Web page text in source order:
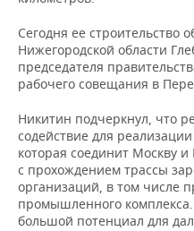
ONLINE-КОНФЕРЕНЦИИ
ОТКРЫТАЯ ЛЕКЦИЯ
ХОККЕЙ
БАСКЕТБОЛ
ВОЛЕЙБОЛ
КИБЕРСПОРТ
ФИГУРНОЕ КАТАНИЕ
ВЛАСТЬ
ИНФРАСТРУКТУРА
ИСТОРИЯ
КУЛЬТУРА
МЕДИЦИНА
СЮЖЕТЫ
СПРАВОЧНИК
СПИСОК ПЕРСОН
СПИСОК КОМПАНИЙ
ПОЛНАЯ ВЕРСИЯ
Сегодня ее строительство
Нижегородской области
председателя
рабочего совещания в
Никитин подчеркнул, что
содействие для
которая соединит Москву
с прохождением трассы
организаций, в том числе
промышленного
большой потенциал для